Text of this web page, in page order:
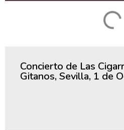
Concierto de Las
Gitanos, Sevilla, 1 de